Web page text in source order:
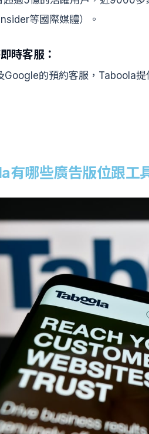
等國際媒體）。
時客服：
Google的預約客服，Taboola
有哪些廣告版位跟工